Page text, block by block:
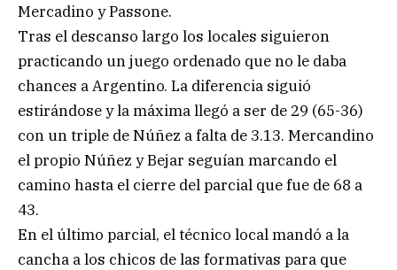
Mercadino y Passone.
Tras el descanso largo los locales siguieron
practicando un juego ordenado que no le daba
chances a Argentino. La diferencia siguió
estirándose y la máxima llegó a ser de 29 (65-36)
con un triple de Núñez a falta de 3.13. Mercandino
el propio Núñez y Bejar seguían marcando el
camino hasta el cierre del parcial que fue de 68 a
43.
En el último parcial, el técnico local mandó a la
cancha a los chicos de las formativas para que